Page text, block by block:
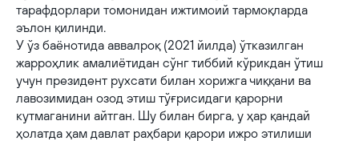
тарафдорлари томонидан ижтимоий тармоқларда
эълон қилинди.
У ўз баёнотида аввалроқ (2021 йилда) ўтказилган
жарроҳлик амалиётидан сўнг тиббий кўрикдан ўтиш
учун президент рухсати билан хорижга чиққани ва
лавозимидан озод этиш тўғрисидаги қарорни
кутмаганини айтган. Шу билан бирга, у ҳар қандай
ҳолатда ҳам давлат раҳбари қарори ижро этилиши